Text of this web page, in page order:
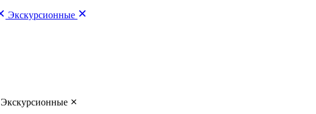
Экскурсионные
Экскурсионные